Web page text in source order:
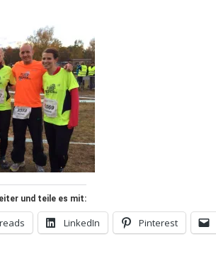
und teile es mit:
LinkedIn Pinterest